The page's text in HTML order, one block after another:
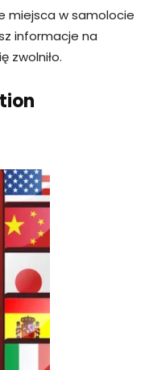
miejsca w samolocie
informacje na
zwolniło.